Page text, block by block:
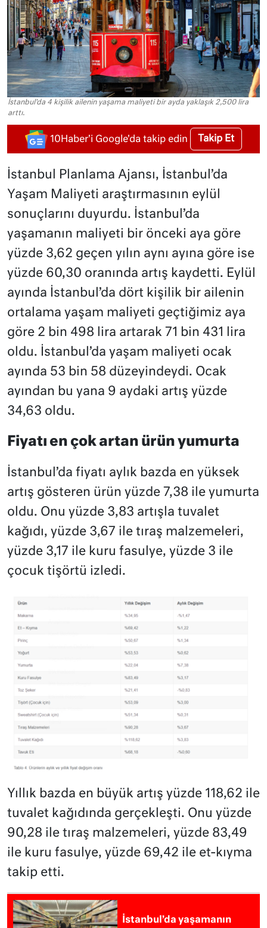
İstanbul'da 4 kişilik ailenin yaşama maliyeti bir ayda yaklaşık 2,500 lira
arttı.
10Haber'i Google'da takip edin Takip Et
İstanbul Planlama Ajansı, İstanbul’da
Yaşam Maliyeti araştırmasının eylül
sonuçlarını duyurdu. İstanbul’da
yaşamanın maliyeti bir önceki aya göre
yüzde 3,62 geçen yılın aynı ayına göre ise
yüzde 60,30 oranında artış kaydetti. Eylül
ayında İstanbul’da dört kişilik bir ailenin
ortalama yaşam maliyeti geçtiğimiz aya
göre 2 bin 498 lira artarak 71 bin 431 lira
oldu. İstanbul’da yaşam maliyeti ocak
ayında 53 bin 58 düzeyindeydi. Ocak
ayından bu yana 9 aydaki artış yüzde
34,63 oldu.
Fiyatı en çok artan ürün yumurta
İstanbul’da fiyatı aylık bazda en yüksek
artış gösteren ürün yüzde 7,38 ile yumurta
oldu. Onu yüzde 3,83 artışla tuvalet
kağıdı, yüzde 3,67 ile tıraş malzemeleri,
yüzde 3,17 ile kuru fasulye, yüzde 3 ile
çocuk tişörtü izledi.
Yıllık bazda en büyük artış yüzde 118,62 ile
tuvalet kağıdında gerçekleşti. Onu yüzde
90,28 ile tıraş malzemeleri, yüzde 83,49
ile kuru fasulye, yüzde 69,42 ile et-kıyma
takip etti.
İstanbul’da yaşamanın